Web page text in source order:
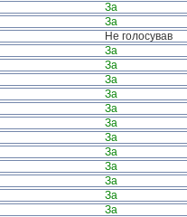
За
За
Не голосував
За
За
За
За
За
За
За
За
За
За
За
За